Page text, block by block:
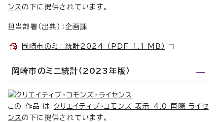
ンスの下に提供されています。
担当部署（出典）：企画課
岡崎市のミニ統計2024 （PDF 1.1 MB）
岡崎市のミニ統計（2023年版）
この 作品 は クリエイティブ・コモンズ 表示 4.0 国際 ライセ
ンスの下に提供されています。